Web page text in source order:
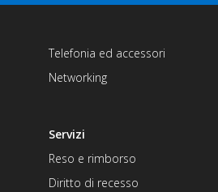
Telefonia ed accessori
Networking
Servizi
Reso e rimborso
Diritto di recesso